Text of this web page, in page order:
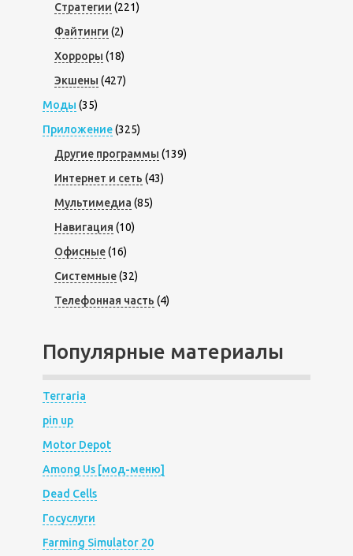
Стратегии (221)
Файтинги (2)
Хорроры (18)
Экшены (427)
Моды (35)
Приложение(325)
Другие программы (139)
Интернет и сеть (43)
Мультимедиа (85)
Навигация (10)
Офисные(16)
Системные(32)
Телефонная часть (4)
Популярные материалы
Terraria
pin up
Motor Depot
Among Us [мод-меню]
Dead Cells
Госуслуги
Farming Simulator 20